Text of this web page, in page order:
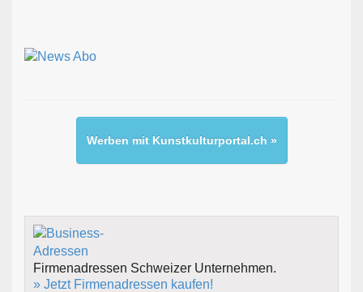
Werben mit Kunstkulturportal.ch »
Firmenadressen Schweizer Unternehmen.
» Jetzt Firmenadressen kaufen!